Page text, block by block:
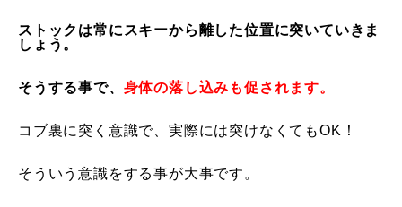
最新レッスン動画
レッスン動画一覧
Online Store
コブ斜面の滑り方解説動画
無料プレゼント動画
ストックは常にスキーから離した位置に突いていきま
しょう。
そうする事で、 身体の落し込みも促されます。
コブ裏に突く意識で、実際には突けなくてもOK！
そういう意識をする事が大事です。